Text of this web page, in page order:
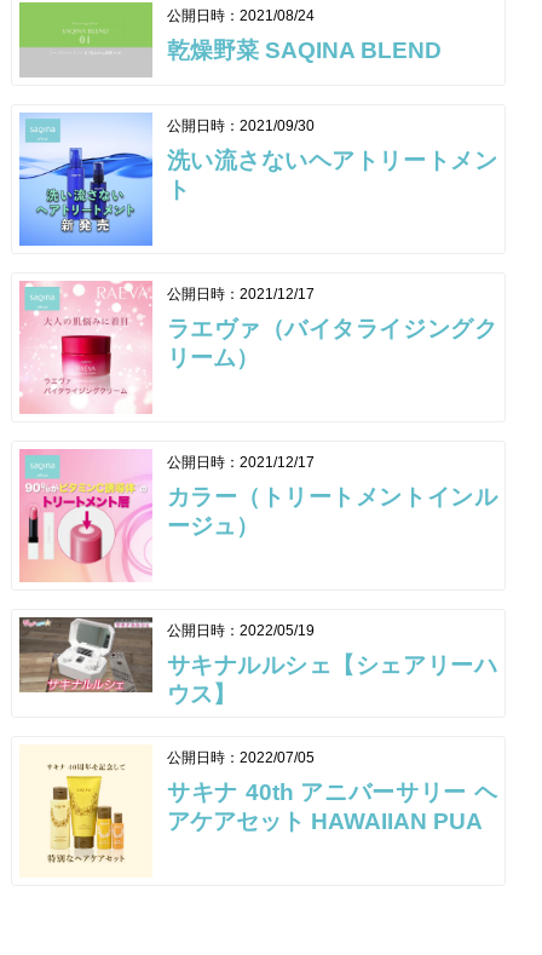
公開日時：2021/08/24
乾燥野菜 SAQINA BLEND
公開日時：2021/09/30
洗い流さないヘアトリートメン
ト
公開日時：2021/12/17
ラエヴァ（バイタライジングク
リーム）
公開日時：2021/12/17
カラー（トリートメントインル
ージュ）
公開日時：2022/05/19
サキナルルシェ【シェアリーハ
ウス】
公開日時：2022/07/05
サキナ 40th アニバーサリー ヘ
アケアセット HAWAIIAN PUA